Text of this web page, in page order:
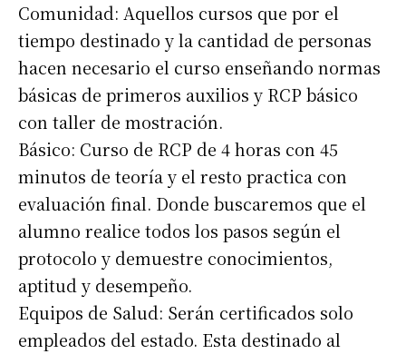
Comunidad: Aquellos cursos que por el
tiempo destinado y la cantidad de personas
hacen necesario el curso enseñando normas
básicas de primeros auxilios y RCP básico
con taller de mostración.
Básico: Curso de RCP de 4 horas con 45
minutos de teoría y el resto practica con
evaluación final. Donde buscaremos que el
alumno realice todos los pasos según el
protocolo y demuestre conocimientos,
aptitud y desempeño.
Equipos de Salud: Serán certificados solo
empleados del estado. Esta destinado al